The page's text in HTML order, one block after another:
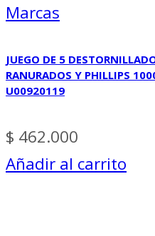
Marcas
JUEGO DE 5
RANURADOS Y PHILLIPS
U00920119
$ 462.000
Añadir al carrito